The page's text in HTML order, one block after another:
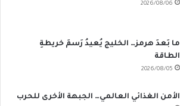
2026/08/06
ما بَعدَ هرمز… الخليج يُعيدُ رَسمَ خريطةِ
الطاقة
2026/08/05
الأمن الغذائي العالمي… الجبهة الأخرى للحرب